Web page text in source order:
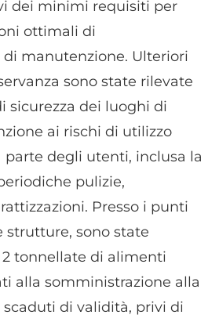
dei minimi requisiti per
ottimali di
manutenzione. Ulteriori
sono state rilevate
sicurezza dei luoghi di
ai rischi di utilizzo
degli utenti, inclusa la
pulizie,
Presso i punti
strutture, sono state
tonnellate di alimenti
alla somministrazione alla
di validità, privi di